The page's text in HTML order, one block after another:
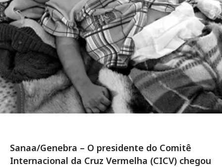
Sanaa/Genebra – O presidente do Comitê
Internacional da Cruz Vermelha (CICV) chegou